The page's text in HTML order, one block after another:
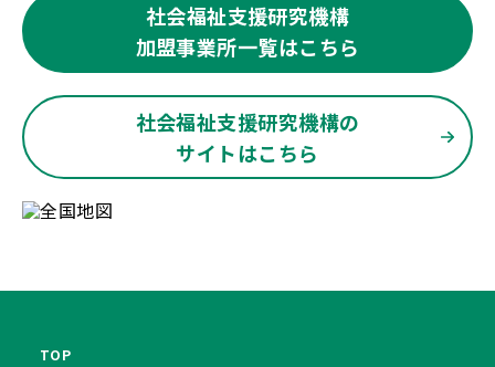
社会福祉支援研究機構
加盟事業所一覧はこちら
社会福祉支援研究機構の
サイトはこちら
TOP